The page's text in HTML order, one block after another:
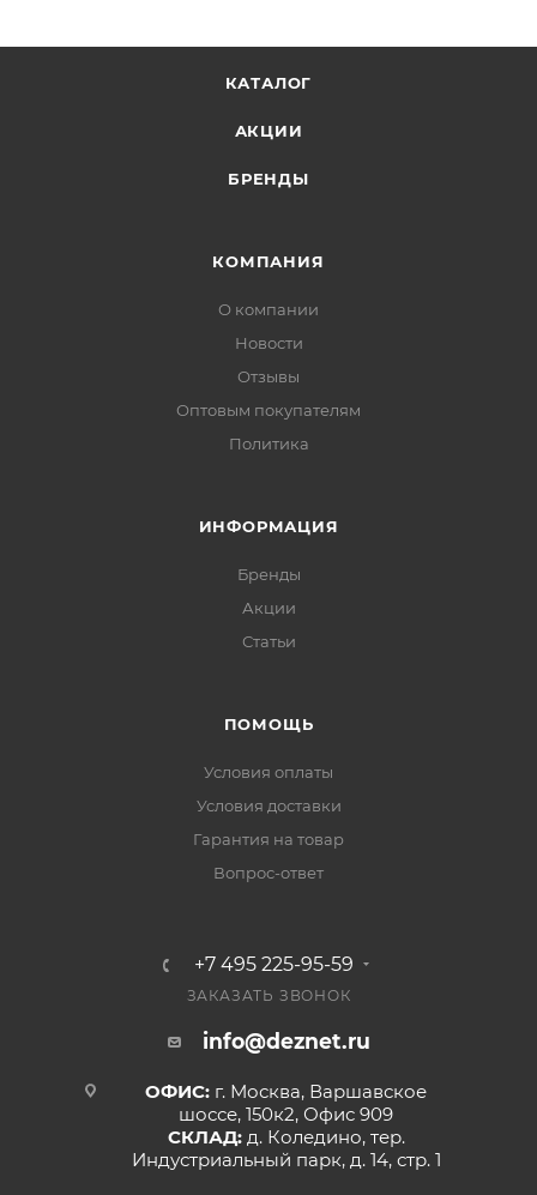
КАТАЛОГ
АКЦИИ
БРЕНДЫ
КОМПАНИЯ
О компании
Новости
Отзывы
Оптовым покупателям
Политика
ИНФОРМАЦИЯ
Бренды
Акции
Статьи
ПОМОЩЬ
Условия оплаты
Условия доставки
Гарантия на товар
Вопрос-ответ
+7 495 225-95-59
ЗАКАЗАТЬ ЗВОНОК
info@deznet.ru
ОФИС: г. Москва, Варшавское
шоссе, 150к2, Офис 909
СКЛАД: д. Коледино, тер.
Индустриальный парк, д. 14, стр. 1